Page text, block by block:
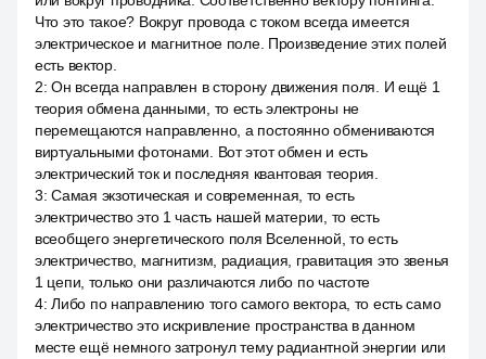
Что это такое? Вокруг провода с током всегда имеется
электрическое и магнитное поле. Произведение этих полей
есть вектор.
2:Он всегда направлен в сторону движения поля. И ещё 1
теория обмена данными, то есть электроны не
перемещаются направленно, а постоянно обмениваются
виртуальными фотонами. Вот этот обмен и есть
электрический ток и последняя квантовая теория.
3:Самая экзотическая и современная, то есть
электричество это 1 часть нашей материи, то есть
всеобщего энергетического поля Вселенной, то есть
электричество, магнитизм, радиация, гравитация это звенья
1 цепи, только они различаются либо по частоте
4:Либо по направлению того самого вектора, то есть само
электричество это искривление пространства в данном
месте ещё немного затронул тему радиантной энергии или